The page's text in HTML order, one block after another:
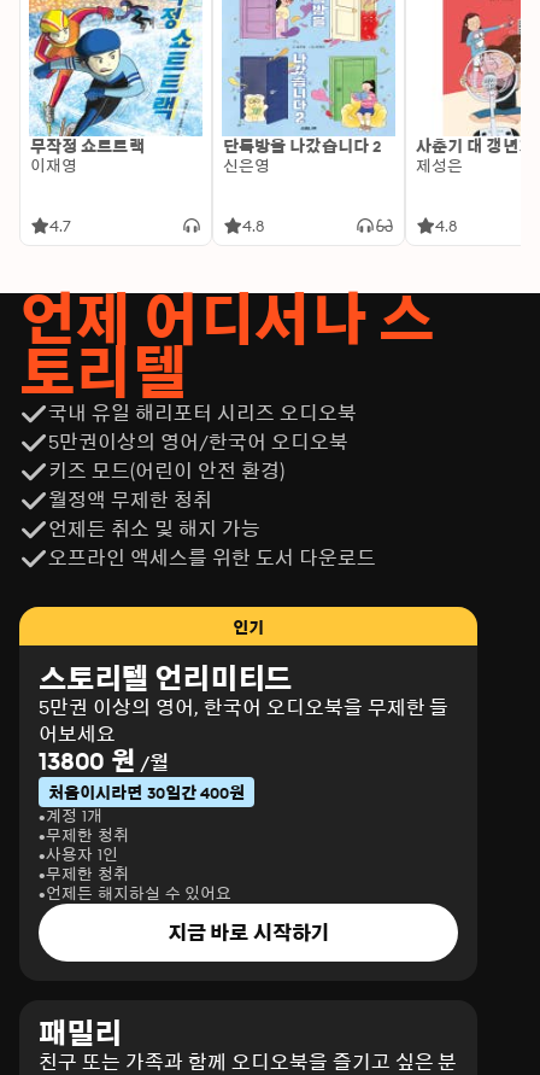
무작정 쇼트트랙
이재영
4.7
단톡방을 나갔습니다 2
신은영
4.8
사춘기 대 갱년기
제성은
4.8
언제 어디서나 스
토리텔
국내 유일 해리포터 시리즈 오디오북
5만권이상의 영어/한국어 오디오북
키즈 모드(어린이 안전 환경)
월정액 무제한 청취
언제든 취소 및 해지 가능
오프라인 액세스를 위한 도서 다운로드
인기
스토리텔 언리미티드
5만권 이상의 영어, 한국어 오디오북을 무제한 들
어보세요
13800 원 /월
처음이시라면 30일간 400원
계정 1개
무제한 청취
사용자 1인
무제한 청취
언제든 해지하실 수 있어요
지금 바로 시작하기
패밀리
친구 또는 가족과 함께 오디오북을 즐기고 싶은 분